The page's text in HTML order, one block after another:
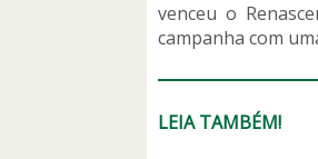
venceu o
campanha com
LEIA TAMBÉM!